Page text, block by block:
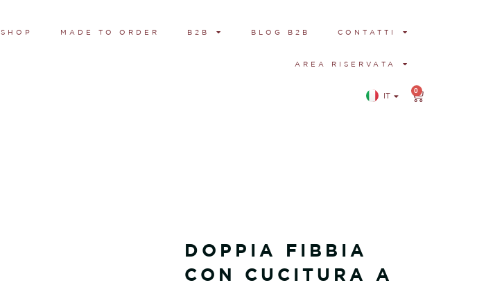
SHOP MADE TO ORDER B2B BLOG B2B CONTATTI
AREA RISERVATA
IT
EN
0
DOPPIA FIBBIA
CON CUCITURA A